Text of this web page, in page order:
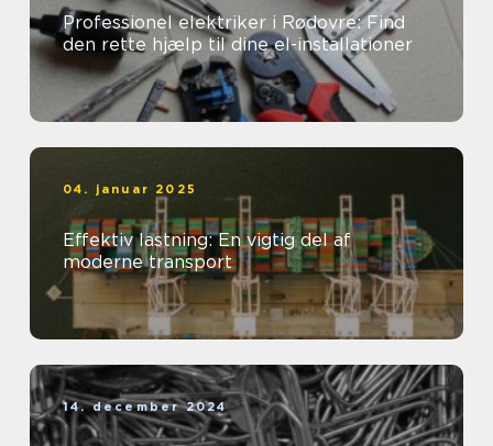
Professionel elektriker i Rødovre: Find
den rette hjælp til dine el-installationer
04. januar 2025
Effektiv lastning: En vigtig del af
moderne transport
14. december 2024